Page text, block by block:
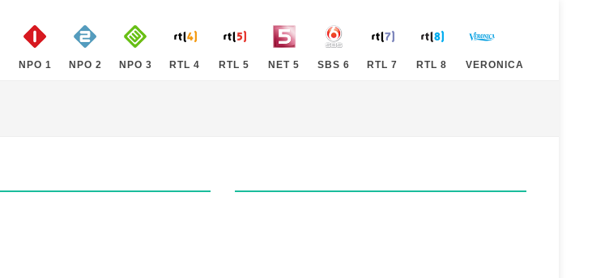
NPO 1 NPO 2 NPO 3 RTL 4 RTL 5 NET 5 SBS 6 RTL 7 RTL 8 VERONICA